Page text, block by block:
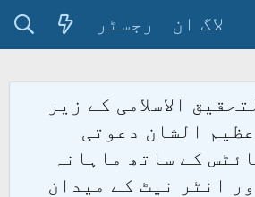
لاگ ان رجسٹر
الاسلامی کے زیر
الشان دعوتی
کے ساتھ ماہانہ
انٹر نیٹ کے میدان